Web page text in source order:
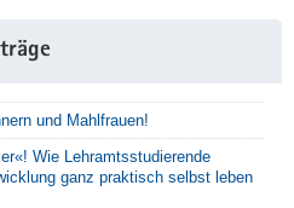
und Mahlfrauen!
Wie Lehramtsstudierende
ganz praktisch selbst leben